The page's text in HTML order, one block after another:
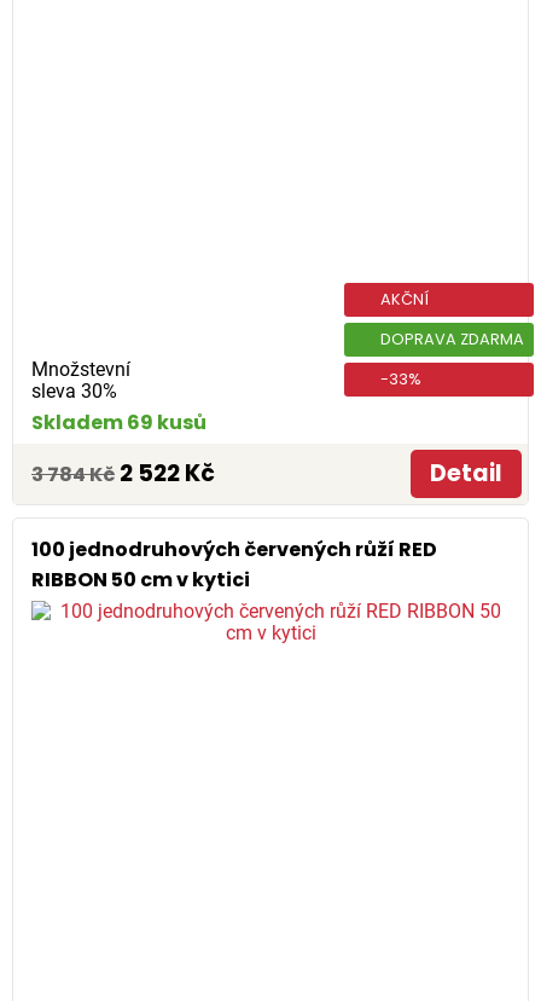
Množstevní
sleva 30%
AKČNÍ
DOPRAVA ZDARMA
-33%
Skladem 69 kusů
3 784 Kč 2 522 Kč Detail
100 jednodruhových červených růží RED
RIBBON 50 cm v kytici